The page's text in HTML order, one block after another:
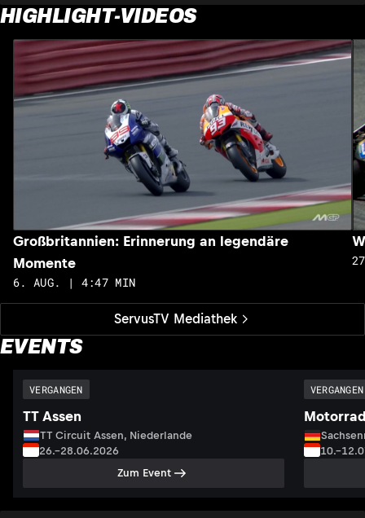
HIGHLIGHT-VIDEOS
ServusTV Mediathek
Großbritannien: Erinnerung an legendäre
Momente
6. AUG. | 4:47 MIN
EVENTS
VERGANGEN
TT Assen
TT Circuit Assen, Niederlande
26.–28.06.2026
Zum Event
VERGANGEN